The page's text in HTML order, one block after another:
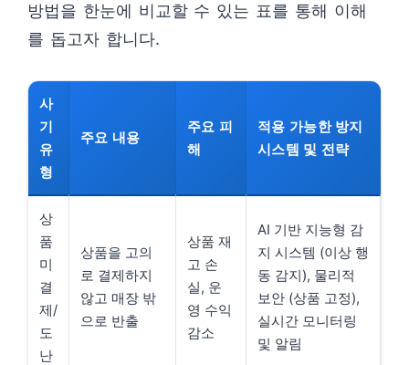
방법을 한눈에 비교할 수 있는 표를 통해 이해
를 돕고자 합니다.
사
기
유
형
주요 내용
주요 피
해
적용 가능한 방지
시스템 및 전략
상
품
미
결
제/
도
난
상품을 고의
로 결제하지
않고 매장 밖
으로 반출
상품 재
고 손
실, 운
영 수익
감소
AI 기반 지능형 감
지 시스템 (이상 행
동 감지), 물리적
보안 (상품 고정),
실시간 모니터링
및 알림